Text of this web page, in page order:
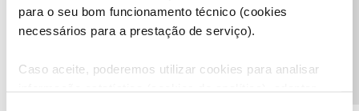
para o seu bom funcionamento técnico (cookies
necessários para a prestação de serviço).
Caso aceite, poderemos utilizar cookies para analisar